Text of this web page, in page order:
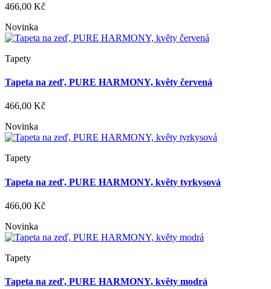
466,00 Kč
Novinka
Tapety
Tapeta na zeď, PURE HARMONY, květy červená
466,00 Kč
Novinka
Tapety
Tapeta na zeď, PURE HARMONY, květy tyrkysová
466,00 Kč
Novinka
Tapety
Tapeta na zeď, PURE HARMONY, květy modrá